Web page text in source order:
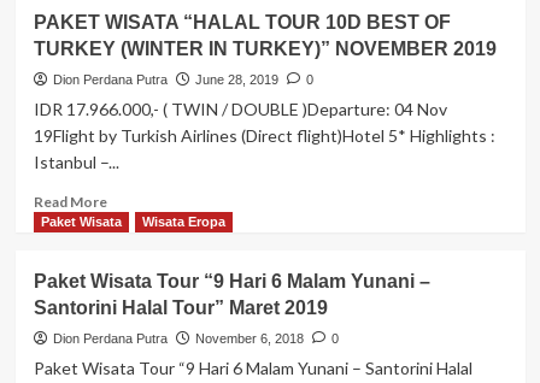
PAKET WISATA “HALAL TOUR 10D BEST OF
TURKEY (WINTER IN TURKEY)” NOVEMBER 2019
Dion Perdana Putra June 28, 2019 0
IDR 17.966.000,- ( TWIN / DOUBLE )Departure: 04 Nov
19Flight by Turkish Airlines (Direct flight)Hotel 5* Highlights :
Istanbul –...
Read MoreRead
more
WISATA
“HALAL
TOUR
Paket Wisata Wisata Eropa
Paket Wisata Tour “9 Hari 6 Malam Yunani –
Santorini Halal Tour” Maret 2019
Dion Perdana Putra November 6, 2018 0
Paket Wisata Tour “9 Hari 6 Malam Yunani – Santorini Halal